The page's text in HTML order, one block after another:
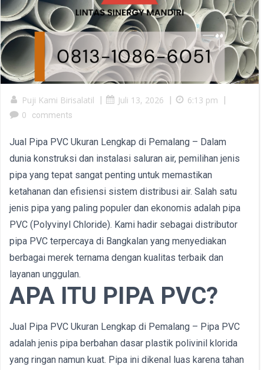
Puji Kami Birisalatil | Juli 13, 2026 | 6:13 pm
|
0
comments
Jual Pipa PVC Ukuran Lengkap di Pemalang – Dalam
dunia konstruksi dan instalasi saluran air, pemilihan jenis
pipa yang tepat sangat penting untuk memastikan
ketahanan dan efisiensi sistem distribusi air. Salah satu
jenis pipa yang paling populer dan ekonomis adalah pipa
PVC (Polyvinyl Chloride). Kami hadir sebagai distributor
pipa PVC terpercaya di Bangkalan yang menyediakan
berbagai merek ternama dengan kualitas terbaik dan
layanan unggulan.
APA ITU PIPA PVC?
Jual Pipa PVC Ukuran Lengkap di Pemalang – Pipa PVC
adalah jenis pipa berbahan dasar plastik polivinil klorida
yang ringan namun kuat. Pipa ini dikenal luas karena tahan